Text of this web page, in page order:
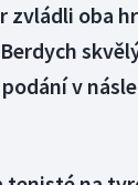
zvládli oba
v